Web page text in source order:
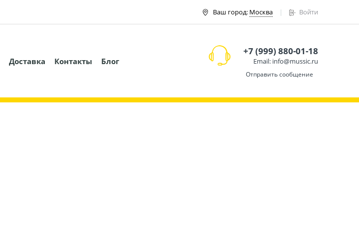
Ваш город: Москва Войти
Доставка Контакты Блог
+7 (999) 880-01-18
Email: info@mussic.ru
Отправить сообщение